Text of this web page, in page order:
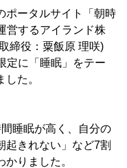
ポータルサイト「朝時
営するアイランド株
締役：粟飯原 理咲)
定に「睡眠」をテー
た。
睡眠が高く、自分の
起きれない」など7割
りました。